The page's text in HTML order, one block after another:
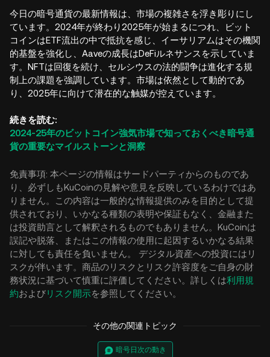
今日の暗号通貨の最新情報は、市場の複雑さを浮き彫りにし
ています。2024年が終わり2025年が始まるにつれ、ビット
コインはETF流出の中で抵抗を感じ、イーサリアムはその機関
的基盤を強化し、Aaveの成長はDeFiルネサンスを示していま
す。NFTは回復を続け、セルシウスの法的闘争は進化する規
制上の課題を強調しています。市場は依然として動的であ
り、2025年に向けて潜在的な触媒が控えています。
続きを読む:
2024-25年のビットコイン強気市場で知っておくべき暗号通
貨の重要なマイルストーンと洞察
免責事項: 本ページの情報はサードパーティからのものであ
り、必ずしもKuCoinの見解や意見を反映しているわけではあ
りません。この内容は一般的な情報提供のみを目的として提
供されており、いかなる種類の表明や保証もなく、金融また
は投資助言として解釈されるものでもありません。KuCoinは
誤記や脱落、またはこの情報の使用に起因するいかなる結果
に対しても責任を負いません。 デジタル資産への投資にはリ
スクが伴います。商品のリスクとリスク許容度をご自身の財
務状況に基づいて慎重に評価してください。詳しくは利用規
約およびリスク開示を参照してください。
その他の関連トピック
暗号日次の動き